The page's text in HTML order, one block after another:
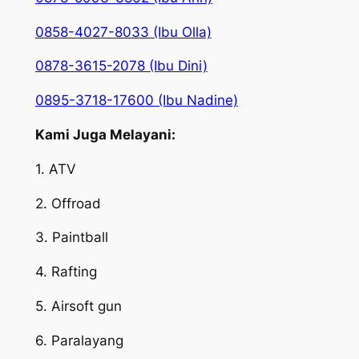
0858-4027-8033 (Ibu Olla)
0878-3615-2078 (Ibu Dini)
0895-3718-17600 (Ibu Nadine)
Kami Juga Melayani:
1. ATV
2. Offroad
3. Paintball
4. Rafting
5. Airsoft gun
6. Paralayang